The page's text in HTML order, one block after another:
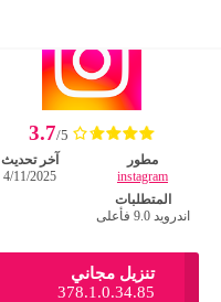
هونيستا
للايفون
للكمبيوتر
3.7/5
مطور
instagram
المتطلبات
اندرويد 9.0 فأعلى
آخر تحديث
4/11/2025
تنزيل مجاني
378.1.0.34.85